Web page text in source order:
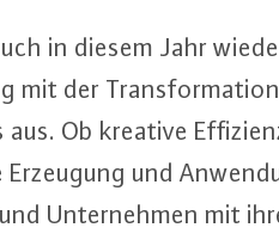
in diesem Jahr
mit der
aus. Ob kreative
und
Un­ter­neh­men mit